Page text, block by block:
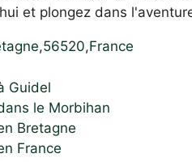
et plongez dans
,56520,France
Guidel
le Morbihan
Bretagne
France